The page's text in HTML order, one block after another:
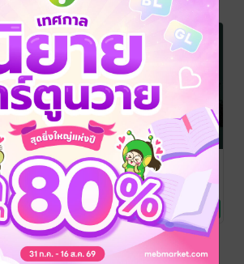
เทวทายาท 2
(The story of
The heirs)
Lazymirror/ กระจก
ขี้เกียจ
นิยายแฟนตาซี
2 Rating
เทวทายาท (The
story of The
heirs)
Lazymirror
/ กระจก
ขี้เกียจ
นิยายแฟนตาซี
2 Rating